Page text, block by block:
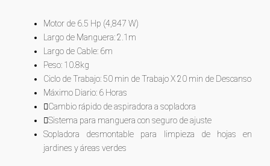
Motor de 6.5 Hp (4,847 W)
Largo de Manguera: 2.1m
Largo de Cable: 6m
Peso: 10.8kg
Ciclo de Trabajo: 50 min de Trabajo X 20 min de Descanso
Máximo Diario: 6 Horas
Cambio rápido de aspiradora a sopladora
Sistema para manguera con seguro de ajuste
Sopladora desmontable para limpieza de hojas en
jardines y áreas verdes